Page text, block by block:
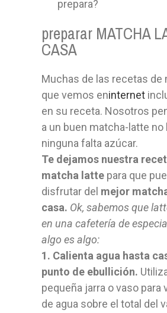
prepara?
preparar MATCHA
CASA
Muchas de las recetas de
que vemos eninternet
en su receta. Nosotros
a un buen matcha-latte no
ninguna falta azúcar.
Te dejamos nuestra
matcha latte para que
disfrutar del mejor
casa. Ok, sabemos que
en una cafetería de
algo es algo:
1. Calienta agua hasta
punto de ebullición.
pequeña jarra o vaso para
de agua sobre el total del